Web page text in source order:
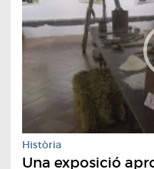
Història
Una exposició